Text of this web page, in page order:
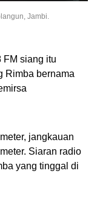
Jambi.
FM siang itu
Rimba bernama
jangkauan
Siaran radio
yang tinggal di